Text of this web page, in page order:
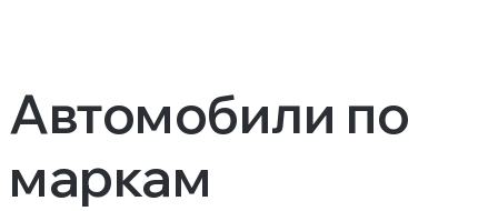
Автомобили по
маркам